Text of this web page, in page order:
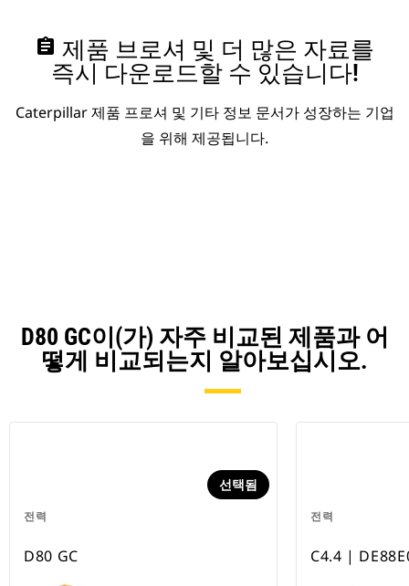
assignment 제품 브로셔 및 더 많은 자료를
즉시 다운로드할 수 있습니다!
Caterpillar 제품 프로셔 및 기타 정보 문서가 성장하는 기업
을 위해 제공됩니다.
D80 GC이(가) 자주 비교된 제품과 어
떻게 비교되는지 알아보십시오.
전력
선택됨
D80 GC
전력
C4.4 |